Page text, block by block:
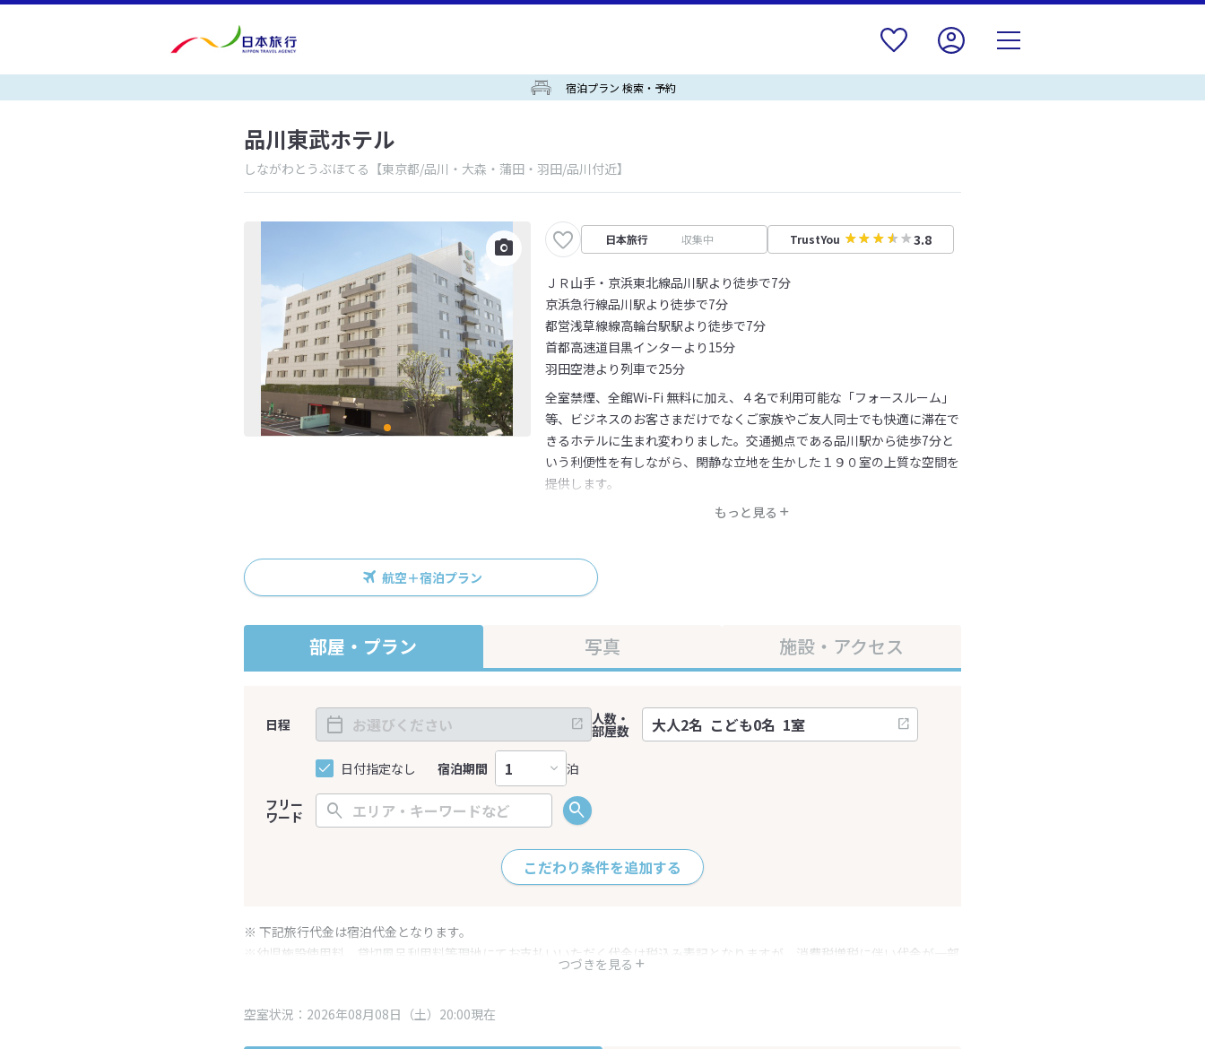
宿泊プラン 検索・予約
品川東武ホテル
しながわとうぶほてる 【東京都/品川・大森・蒲田・羽田/品川付近】
日本旅行 収集中 TrustYou 3.8
ＪＲ山手・京浜東北線品川駅より徒歩で7分
京浜急行線品川駅より徒歩で7分
都営浅草線線高輪台駅駅より徒歩で7分
首都高速道目黒インターより15分
羽田空港より列車で25分
もっと見る
全室禁煙、全館Wi-Fi 無料に加え、４名で利用可能な「フォースルーム」
等、ビジネスのお客さまだけでなくご家族やご友人同士でも快適に滞在で
きるホテルに生まれ変わりました。交通拠点である品川駅から徒歩7分と
いう利便性を有しながら、閑静な立地を生かした１９０室の上質な空間を
提供します。
航空＋宿泊プラン
部屋・プラン 写真 施設・アクセス
日程
日付指定なし 宿泊期間 泊
人数・
部屋数
フリー
ワード
こだわり条件を追加する
つづきを見る
※ 下記旅行代金は宿泊代金となります。
※幼児施設使用料、貸切風呂利用料等現地にてお支払いいただく代金は税込み表記となりますが、消費税増税に伴い代金が一部
空室状況：2026年08月08日（土）20:00現在